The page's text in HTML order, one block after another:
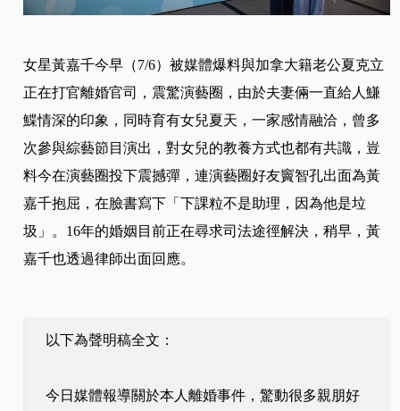
女星黃嘉千今早（7/6）被媒體爆料與加拿大籍老公夏克立
正在打官離婚官司，震驚演藝圈，由於夫妻倆一直給人鰜
鰈情深的印象，同時育有女兒夏天，一家感情融洽，曾多
次參與綜藝節目演出，對女兒的教養方式也都有共識，豈
料今在演藝圈投下震撼彈，連演藝圈好友竇智孔出面為黃
嘉千抱屈，在臉書寫下「下課粒不是助理，因為他是垃
圾」。16年的婚姻目前正在尋求司法途徑解決，稍早，黃
嘉千也透過律師出面回應。
以下為聲明稿全文：
今日媒體報導關於本人離婚事件，驚動很多親朋好